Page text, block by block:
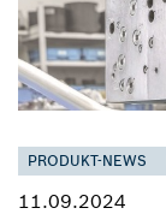
PRODUKT-NEWS
11.09.2024